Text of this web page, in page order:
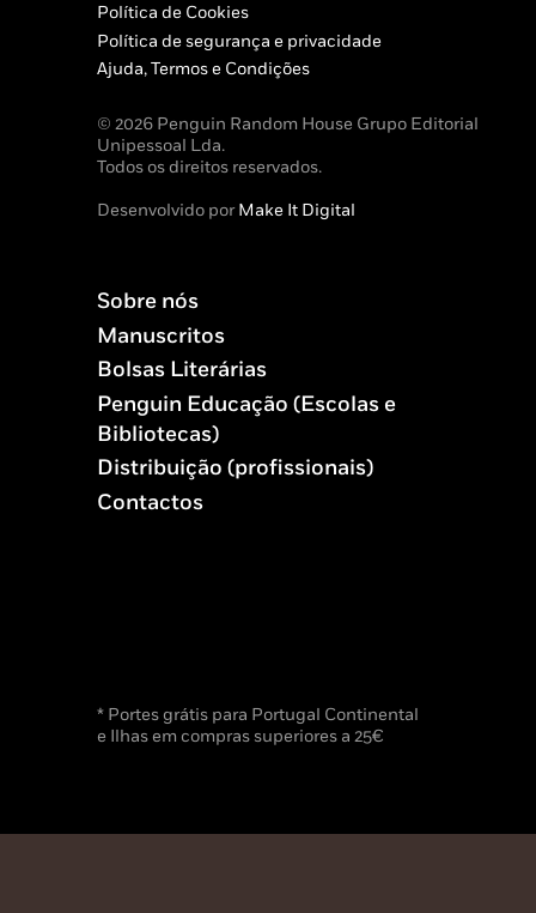
Política de Cookies
Política de segurança e privacidade
Ajuda, Termos e Condições
© 2026 Penguin Random House Grupo Editorial
Unipessoal Lda.
Todos os direitos reservados.
Desenvolvido porMake It Digital
Sobre nós
Manuscritos
Bolsas Literárias
Penguin Educação (Escolas e
Bibliotecas)
Distribuição (profissionais)
Contactos
* Portes grátis para Portugal Continental
e Ilhas em compras superiores a 25€